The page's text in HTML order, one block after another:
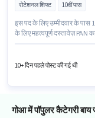
रोटेशनल शिफ्ट 10वीं पास
इस पद के लिए उम्मीदवार के पास
के लिए महत्वपूर्ण दस्तावेज़
सीयोलिम, गोआ में स्थित है। इस
10+ दिन पहले पोस्ट की गई थी
गोआ में पॉपुलर कैटेगरी बाय